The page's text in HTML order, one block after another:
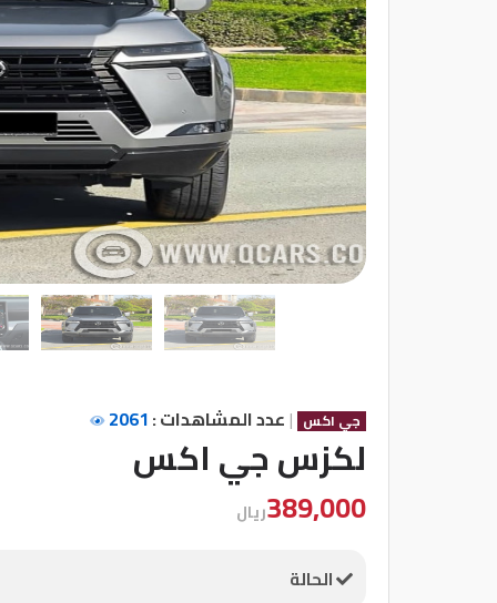
جي اكس | عدد المشاهدات :2061
لكزس جي اكس
389,000ريال
الحالة